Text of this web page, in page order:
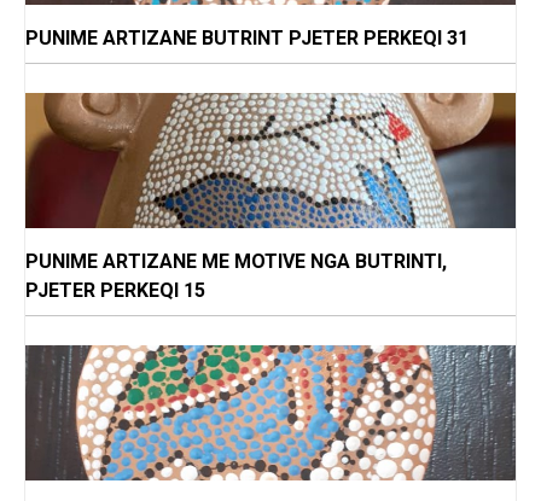
PUNIME ARTIZANE BUTRINT PJETER PERKEQI 31
PUNIME ARTIZANE ME MOTIVE NGA BUTRINTI,
PJETER PERKEQI 15